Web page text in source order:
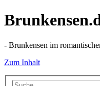
- Brunkensen im
Zum Inhalt